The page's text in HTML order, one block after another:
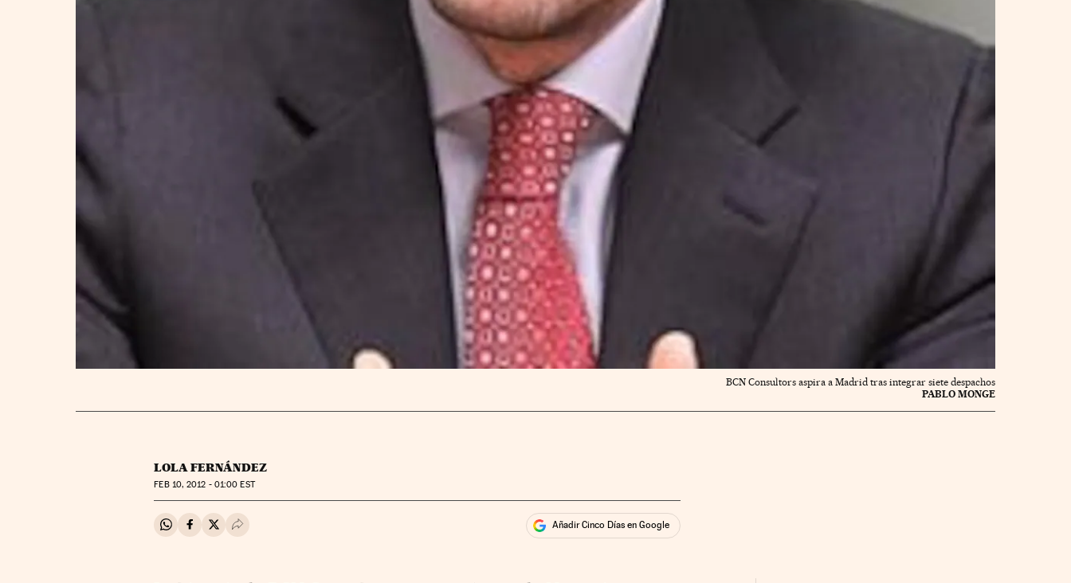
BCN Consultors aspira a Madrid tras integrar siete despachos
PABLO MONGE
LOLA FERNÁNDEZ
FEB10, 2012 - 01:00 EST
Compartir en Whatsapp
Compartir en Facebook
Compartir en Twitter
Desplegar Redes Sociales Añadir Cinco Días en Google